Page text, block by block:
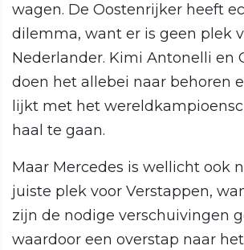
wagen. De Oostenrijker heeft
dilemma, want er is geen plek
Nederlander. Kimi Antonelli en
doen het allebei naar behoren
lijkt met het
haal te gaan.
Maar Mercedes is wellicht ook
juiste plek voor Verstappen,
zijn de nodige verschuivingen
waardoor een overstap naar